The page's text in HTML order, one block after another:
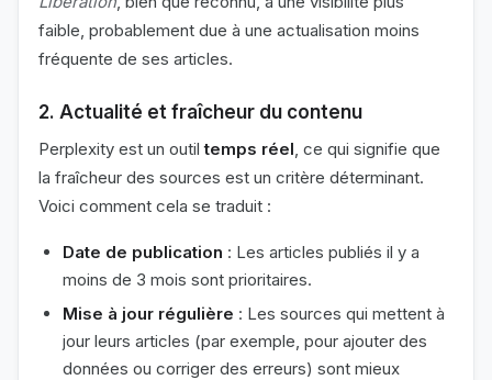
faible, probablement due à une actualisation moins
fréquente de ses articles.
2. Actualité et fraîcheur du contenu
Perplexity est un outiltemps réel, ce qui signifie que
la fraîcheur des sources est un critère déterminant.
Voici comment cela se traduit :
Date de publication : Les articles publiés il y a
moins de 3 mois sont prioritaires.
Mise à jour régulière : Les sources qui mettent à
jour leurs articles (par exemple, pour ajouter des
données ou corriger des erreurs) sont mieux